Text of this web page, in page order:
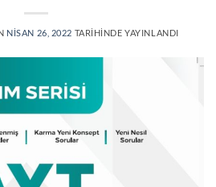
NISAN 26, 2022 TARIHINDE YAYINLANDI